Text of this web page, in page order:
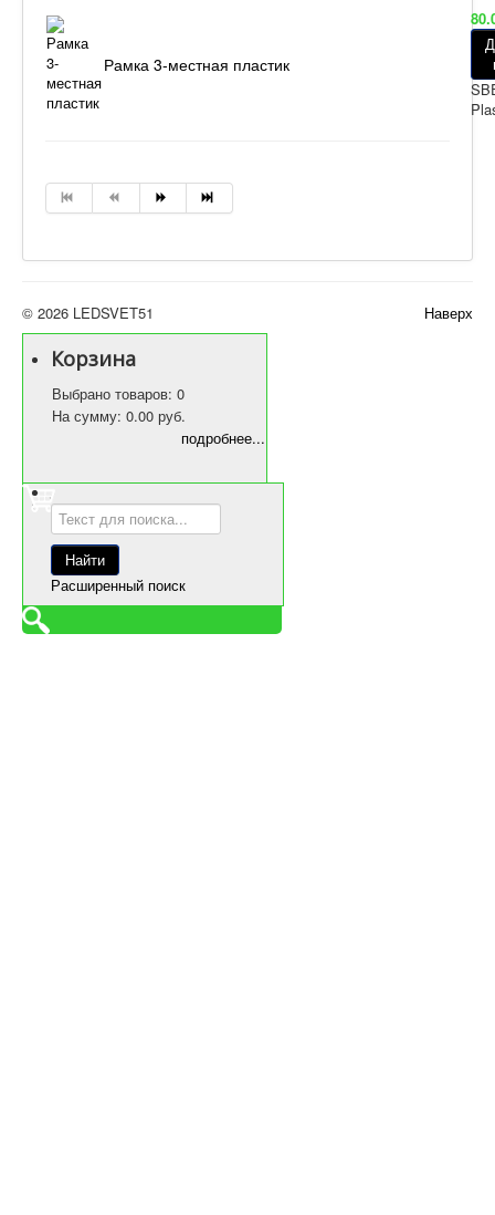
Рамка 3-местная пластик
Наверх
© 2026 LEDSVET51
Корзина
Выбрано товаров: 0
На сумму: 0.00 руб.
подробнее...
Расширенный поиск